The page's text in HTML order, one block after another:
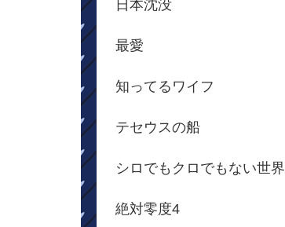
日本沈没
最愛
知ってるワイフ
テセウスの船
シロでもクロでもない世界
絶対零度4